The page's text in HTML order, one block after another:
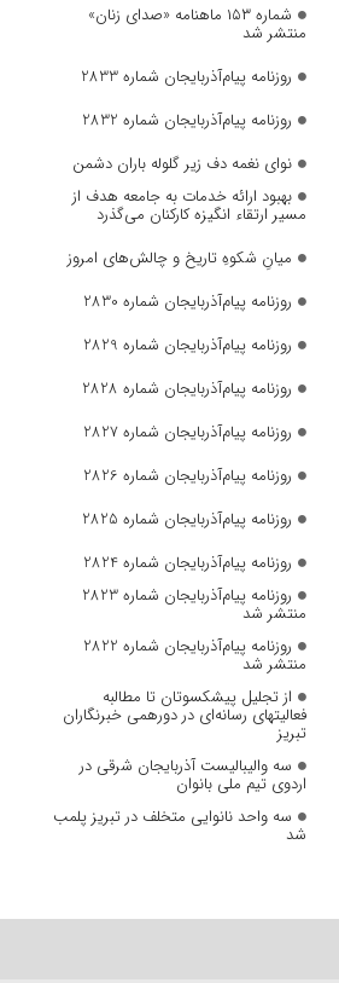
شماره ۱۵۳ ماهنامه «صدای زنان»
منتشر شد
روزنامه پیام‌آذربایجان شماره 2833
روزنامه پیام‌آذربایجان شماره 2832
نوای نغمه دف زیر گلوله باران دشمن
بهبود ارائه خدمات به جامعه هدف از
مسیر ارتقاء انگیزه کارکنان می‌گذرد
میانِ شکوهِ تاریخ و چالش‌های امروز
روزنامه پیام‌آذربایجان شماره 2830
روزنامه پیام‌آذربایجان شماره 2829
روزنامه پیام‌آذربایجان شماره 2828
روزنامه پیام‌آذربایجان شماره 2827
روزنامه پیام‌آذربایجان شماره 2826
روزنامه پیام‌آذربایجان شماره 2825
روزنامه پیام‌آذربایجان شماره 2824
روزنامه پیام‌آذربایجان شماره 2823
منتشر شد
روزنامه پیام‌آذربایجان شماره 2822
منتشر شد
از تجلیل پیشکسوتان تا مطالبه
فعالیتهای رسانه‌ای در دورهمی خبرنگاران
تبریز
سه والیبالیست آذربایجان‌ شرقی در
اردوی تیم ملی بانوان
سه واحد نانوایی متخلف در تبریز پلمب
شد